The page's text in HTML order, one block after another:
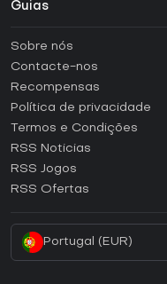
Guias
Como ativar uma CD Key
Como ativar uma CD Key
Como ativar uma CD Key
Como ativar uma CD
Sobre nós
Contacte-nos
Recompensas
Política de privacidade
Termos e Condições
RSS Noticias
RSS Jogos
RSS Ofertas
Portugal (EUR)